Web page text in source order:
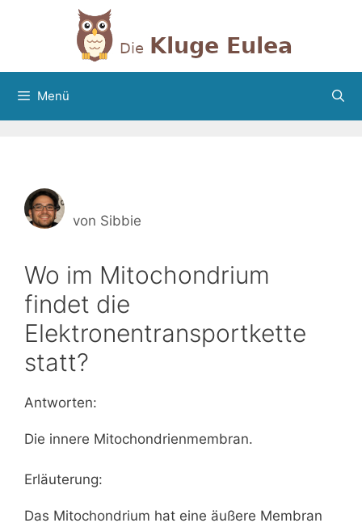
Menü
von Sibbie
Wo im Mitochondrium
findet die
Elektronentransportkette
statt?
Antworten:
Die innere Mitochondrienmembran.
Erläuterung:
Das Mitochondrium hat eine äußere Membran